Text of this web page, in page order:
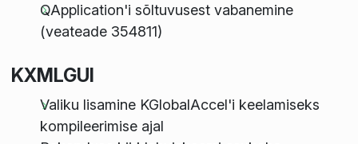
QApplication'i sõltuvusest vabanemine
(veateade 354811)
KXMLGUI
Valiku lisamine KGlobalAccel'i keelamiseks
kompileerimise ajal